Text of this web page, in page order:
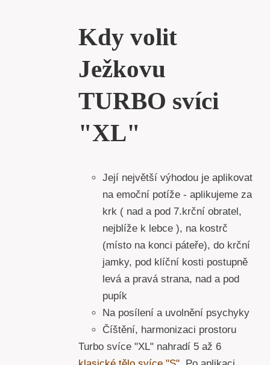
Kdy volit
Ježkovu
TURBO svíci
"XL"
Její největší výhodou je aplikovat
na emoční potíže - aplikujeme za
krk ( nad a pod 7.krční obratel,
nejblíže k lebce ), na kostrč
(místo na konci páteře), do krční
jamky, pod klíční kosti postupně
levá a pravá strana, nad a pod
pupík
Na posílení a uvolnění psychyky
Číštění, harmonizaci prostoru
Turbo svíce "XL" nahradí 5 až 6